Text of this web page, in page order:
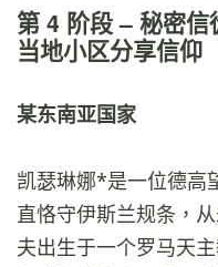
第 4 阶段 – 秘密
当地小区分享信仰
某东南亚国家
凯瑟琳娜*是一位德高
直恪守伊斯兰规条，
夫出生于一个罗马天